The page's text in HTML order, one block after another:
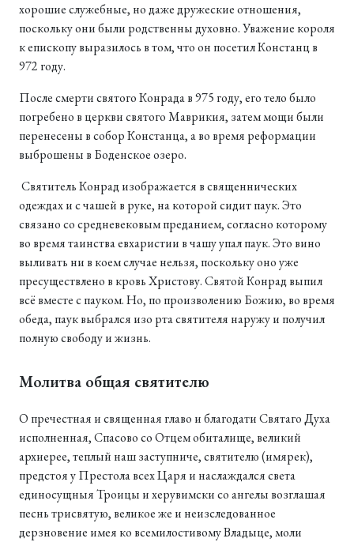
хорошие служебные, но даже дружеские отношения,
поскольку они были родственны духовно. Уважение короля
к епископу выразилось в том, что он посетил Констанц в
972 году.
После смерти святого Конрада в 975 году, его тело было
погребено в церкви святого Маврикия, затем мощи были
перенесены в собор Констанца, а во время реформации
выброшены в Боденское озеро.
Святитель Конрад изображается в священнических
одеждах и с чашей в руке, на которой сидит паук. Это
связано со средневековым преданием, согласно которому
во время таинства евхаристии в чашу упал паук. Это вино
выливать ни в коем случае нельзя, поскольку оно уже
пресуществлено в кровь Христову. Святой Конрад выпил
всё вместе с пауком. Но, по произволению Божию, во время
обеда, паук выбрался изо рта святителя наружу и получил
полную свободу и жизнь.
Молитва общая святителю
О пречестная и священная главо и благодати Святаго Духа
исполненная, Спасово со Отцем обиталище, великий
архиерее, теплый наш заступниче, святителю (имярек),
предстоя у Престола всех Царя и наслаждался света
единосущныя Троицы и херувимски со ангелы возглашая
песнь трисвятую, великое же и неизследованное
дерзновение имея ко всемилостивому Владыце, моли